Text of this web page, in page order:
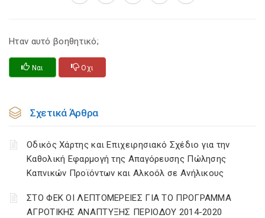
Ηταν αυτό βοηθητικό;
Ναι Οχι
Σχετικά Άρθρα
Οδικός Χάρτης και Επιχειρησιακό Σχέδιο για την
Καθολική Εφαρμογή της Απαγόρευσης Πώλησης
Καπνικών Προϊόντων και Αλκοόλ σε Ανήλικους
ΣΤΟ ΦΕΚ ΟΙ ΛΕΠΤΟΜΕΡΕΙΕΣ ΓΙΑ ΤΟ ΠΡΟΓΡΑΜΜΑ
ΑΓΡΟΤΙΚΗΣ ΑΝΑΠΤΥΞΗΣ ΠΕΡΙΟΔΟΥ 2014-2020